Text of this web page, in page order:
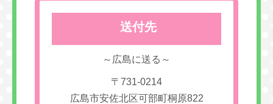
送付先
～広島に送る～
〒731-0214
広島市安佐北区可部町桐原822